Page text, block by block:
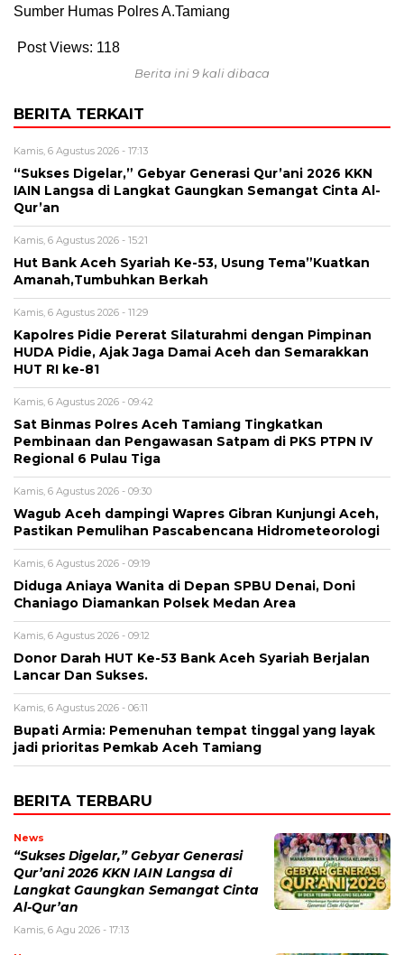
Sumber Humas Polres A.Tamiang
Post Views: 118
Berita ini 9 kali dibaca
BERITA TERKAIT
Kamis, 6 Agustus 2026 - 17:13
“Sukses Digelar,” Gebyar Generasi Qur’ani 2026 KKN
IAIN Langsa di Langkat Gaungkan Semangat Cinta Al-
Qur’an
Kamis, 6 Agustus 2026 - 15:21
Hut Bank Aceh Syariah Ke-53, Usung Tema”Kuatkan
Amanah,Tumbuhkan Berkah
Kamis, 6 Agustus 2026 - 11:29
Kapolres Pidie Pererat Silaturahmi dengan Pimpinan
HUDA Pidie, Ajak Jaga Damai Aceh dan Semarakkan
HUT RI ke-81
Kamis, 6 Agustus 2026 - 09:42
Sat Binmas Polres Aceh Tamiang Tingkatkan
Pembinaan dan Pengawasan Satpam di PKS PTPN IV
Regional 6 Pulau Tiga
Kamis, 6 Agustus 2026 - 09:30
Wagub Aceh dampingi Wapres Gibran Kunjungi Aceh,
Pastikan Pemulihan Pascabencana Hidrometeorologi
Kamis, 6 Agustus 2026 - 09:19
Diduga Aniaya Wanita di Depan SPBU Denai, Doni
Chaniago Diamankan Polsek Medan Area
Kamis, 6 Agustus 2026 - 09:12
Donor Darah HUT Ke-53 Bank Aceh Syariah Berjalan
Lancar Dan Sukses.
Kamis, 6 Agustus 2026 - 06:11
Bupati Armia: Pemenuhan tempat tinggal yang layak
jadi prioritas Pemkab Aceh Tamiang
BERITA TERBARU
News
“Sukses Digelar,” Gebyar Generasi
Qur’ani 2026 KKN IAIN Langsa di
Langkat Gaungkan Semangat Cinta
Al-Qur’an
Kamis, 6 Agu 2026 - 17:13